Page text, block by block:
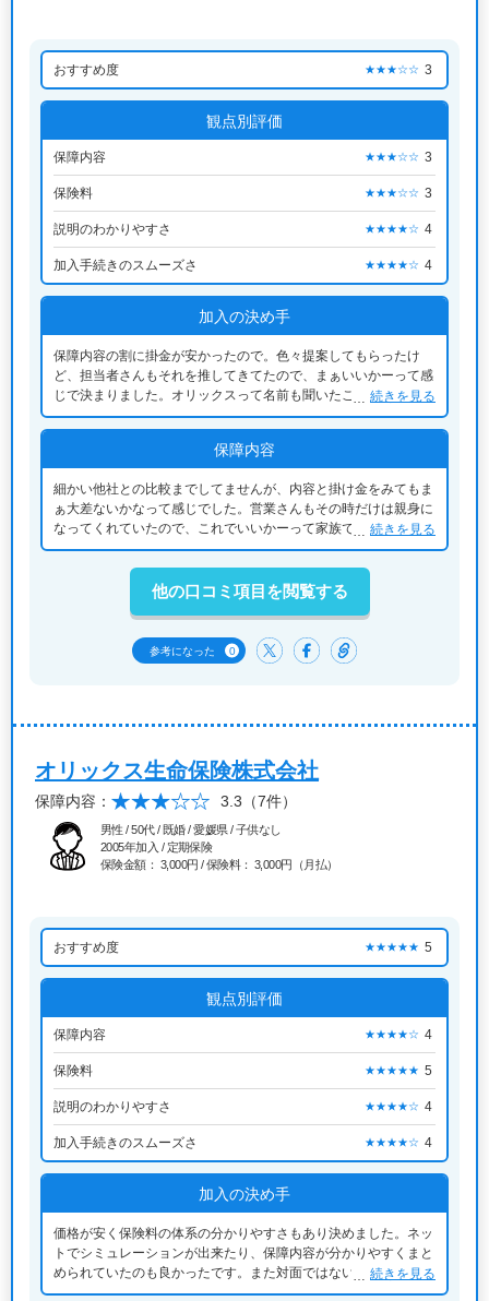
おすすめ度 ★★★☆☆ 3
観点別評価
保障内容 ★★★☆☆ 3
保険料 ★★★☆☆ 3
説明のわかりやすさ ★★★★☆ 4
加入手続きのスムーズさ ★★★★☆ 4
加入の決め手
保障内容の割に掛金が安かったので。色々提案してもらったけ
ど、担当者さんもそれを推してきてたので、まぁいいかーって感
じで決まりました。オリックスって名前も聞いたことがあったの
で、他ともさほど変わらないだろうという感じ
続きを見る
保障内容
細かい他社との比較までしてませんが、内容と掛け金をみてもま
ぁ大差ないかなって感じでした。営業さんもその時だけは親身に
なってくれていたので、これでいいかーって家族でなりました。
安い分アフターフォローなどはないのでそこは考え直しても良い
かなって思ってます
続きを見る
参考になった 0
他の口コミ項目を閲覧する
オリックス生命保険株式会社
保障内容： 3.3 （7件）
男性 / 50代 / 既婚 / 愛媛県 / 子供なし
2005年加入 / 定期保険
保険金額： 3,000円 / 保険料： 3,000円（月払）
おすすめ度 ★★★★★ 5
観点別評価
保障内容 ★★★★☆ 4
保険料 ★★★★★ 5
説明のわかりやすさ ★★★★☆ 4
加入手続きのスムーズさ ★★★★☆ 4
加入の決め手
価格が安く保険料の体系の分かりやすさもあり決めました。ネッ
トでシミュレーションが出来たり、保障内容が分かりやすくまと
められていたのも良かったです。また対面ではないので気を使わ
ないのも良かったです。結果月の負担もそれほど多くもなく満足
続きを見る